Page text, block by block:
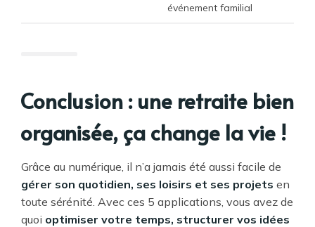
événement familial
Conclusion : une retraite bien
organisée, ça change la vie !
Grâce au numérique, il n’a jamais été aussi facile de
gérer son quotidien, ses loisirs et ses projets en
toute sérénité. Avec ces 5 applications, vous avez de
quoi optimiser votre temps, structurer vos idées